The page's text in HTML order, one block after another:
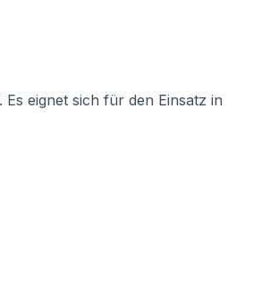
eignet sich für den Einsatz in